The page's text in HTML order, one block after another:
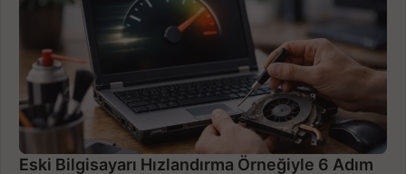
Eski Bilgisayarı Hızlandırma Örneğiyle 6 Adım